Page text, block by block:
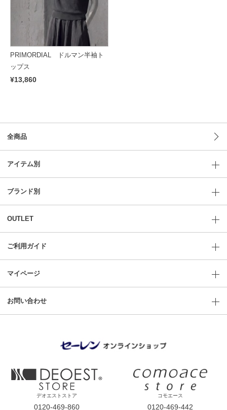
PRIMORDIAL ドルマン半袖ト
ップス
¥13,860
全商品
アイテム別
ブランド別
OUTLET
ご利用ガイド
マイページ
お問い合わせ
デオエストストア
0120-469-860
コモエース
0120-469-442